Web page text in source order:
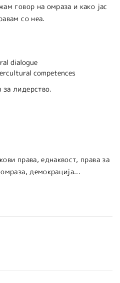
говор на омраза и како јас
со неа.
dialogue
competences
лидерство.
права, еднаквост, права за
демокрација...